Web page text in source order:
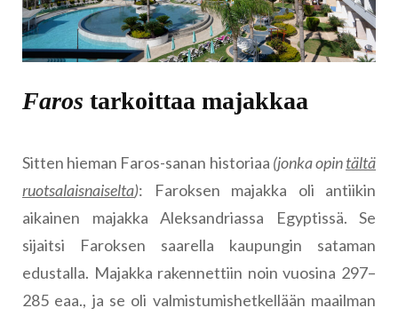
Faros tarkoittaa majakkaa
Sitten hieman Faros-sanan historiaa (jonka opintältä
ruotsalaisnaiselta): Faroksen majakka oli antiikin
aikainen majakka Aleksandriassa Egyptissä. Se
sijaitsi Faroksen saarella kaupungin sataman
edustalla. Majakka rakennettiin noin vuosina 297–
285 eaa., ja se oli valmistumishetkellään maailman